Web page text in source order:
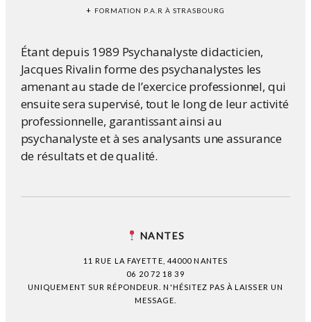
+ FORMATION P.A.R À STRASBOURG
Étant depuis 1989 Psychanalyste didacticien,
Jacques Rivalin forme des psychanalystes les
amenant au stade de l’exercice professionnel, qui
ensuite sera supervisé, tout le long de leur activité
professionnelle, garantissant ainsi au
psychanalyste et à ses analysants une assurance
de résultats et de qualité.
NANTES
11 RUE LA FAYETTE, 44000 NANTES
06 20 72 18 39
UNIQUEMENT SUR RÉPONDEUR. N'HÉSITEZ PAS À LAISSER UN
MESSAGE.